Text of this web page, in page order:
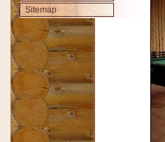
Sitemap